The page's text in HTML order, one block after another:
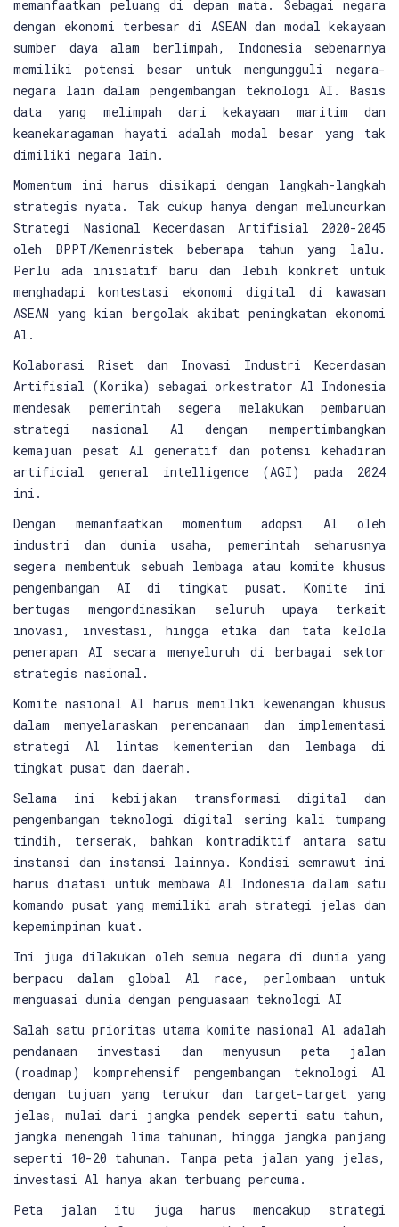
memanfaatkan peluang di depan mata. Sebagai negara
dengan ekonomi terbesar di ASEAN dan modal kekayaan
sumber daya alam berlimpah, Indonesia sebenarnya
memiliki potensi besar untuk mengungguli negara-
negara lain dalam pengembangan teknologi AI. Basis
data yang melimpah dari kekayaan maritim dan
keanekaragaman hayati adalah modal besar yang tak
dimiliki negara lain.
Momentum ini harus disikapi dengan langkah-langkah
strategis nyata. Tak cukup hanya dengan meluncurkan
Strategi Nasional Kecerdasan Artifisial 2020-2045
oleh BPPT/Kemenristek beberapa tahun yang lalu.
Perlu ada inisiatif baru dan lebih konkret untuk
menghadapi kontestasi ekonomi digital di kawasan
ASEAN yang kian bergolak akibat peningkatan ekonomi
Al.
Kolaborasi Riset dan Inovasi Industri Kecerdasan
Artifisial (Korika) sebagai orkestrator Al Indonesia
mendesak pemerintah segera melakukan pembaruan
strategi nasional Al dengan mempertimbangkan
kemajuan pesat Al generatif dan potensi kehadiran
artificial general intelligence (AGI) pada 2024
ini.
Dengan memanfaatkan momentum adopsi Al oleh
industri dan dunia usaha, pemerintah seharusnya
segera membentuk sebuah lembaga atau komite khusus
pengembangan AI di tingkat pusat. Komite ini
bertugas mengordinasikan seluruh upaya terkait
inovasi, investasi, hingga etika dan tata kelola
penerapan AI secara menyeluruh di berbagai sektor
strategis nasional.
Komite nasional Al harus memiliki kewenangan khusus
dalam menyelaraskan perencanaan dan implementasi
strategi Al lintas kementerian dan lembaga di
tingkat pusat dan daerah.
Selama ini kebijakan transformasi digital dan
pengembangan teknologi digital sering kali tumpang
tindih, terserak, bahkan kontradiktif antara satu
instansi dan instansi lainnya. Kondisi semrawut ini
harus diatasi untuk membawa Al Indonesia dalam satu
komando pusat yang memiliki arah strategi jelas dan
kepemimpinan kuat.
Ini juga dilakukan oleh semua negara di dunia yang
berpacu dalam global Al race, perlombaan untuk
menguasai dunia dengan penguasaan teknologi AI
Salah satu prioritas utama komite nasional Al adalah
pendanaan investasi dan menyusun peta jalan
(roadmap) komprehensif pengembangan teknologi Al
dengan tujuan yang terukur dan target-target yang
jelas, mulai dari jangka pendek seperti satu tahun,
jangka menengah lima tahunan, hingga jangka panjang
seperti 10-20 tahunan. Tanpa peta jalan yang jelas,
investasi Al hanya akan terbuang percuma.
Peta jalan itu juga harus mencakup strategi